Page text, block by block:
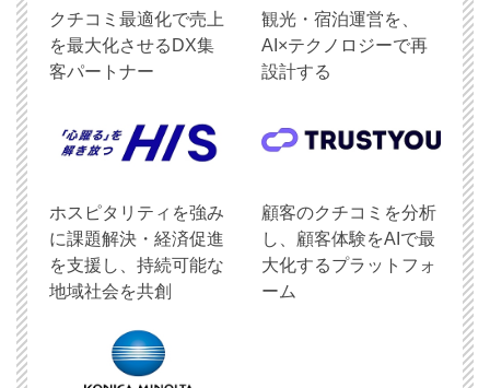
クチコミ最適化で売上
を最大化させるDX集
客パートナー
観光・宿泊運営を、
AI×テクノロジーで再
設計する
ホスピタリティを強み
に課題解決・経済促進
を支援し、持続可能な
地域社会を共創
顧客のクチコミを分析
し、顧客体験をAIで最
大化するプラットフォ
ーム